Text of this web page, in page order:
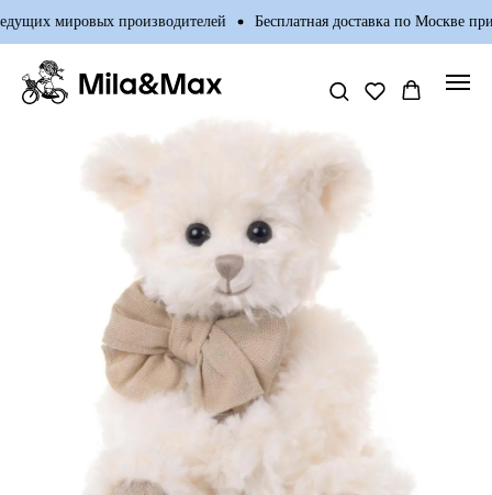
мировых производителей Бесплатная доставка по Москве при